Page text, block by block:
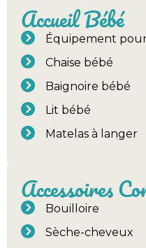
Accueil Bébé
Équipement
Chaise bébé
Baignoire bébé
Lit bébé
Matelas à langer
Accessoires
Bouilloire
Sèche-cheveux